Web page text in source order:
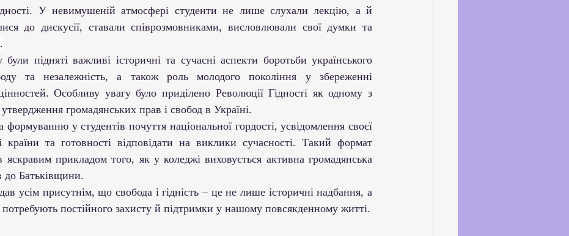
ініціативи Досягнення студентів та викладачів
Громадські ініціативи
У невимушеній атмосфері студенти не лише слухали лекцію, а й
та незалежність, а також роль молодого покоління у збереженні
Особливу увагу було приділено Революції Гідності як одному з
громадянських прав і свобод в Україні.
країни та готовності відповідати на виклики сучасності. Такий формат
яскравим прикладом того, як у коледжі виховується активна громадянська
до Батьківщини.
потребують постійного захисту й підтримки у нашому повсякденному житті.